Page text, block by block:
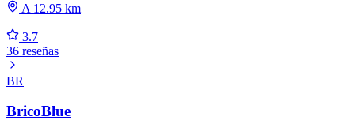
A 12.95 km
3.7
36 reseñas
BR
BricoBlue